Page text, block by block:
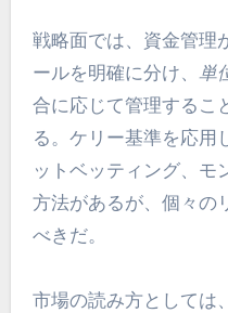
戦略面では、資金管理
ールを明確に分け、 単
合に応じて管理するこ
る。ケリー基準を応用
ットベッティング、モ
方法があるが、個々の
べきだ。
市場の読み方としては